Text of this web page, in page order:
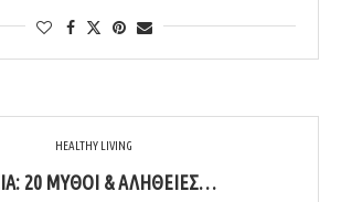
HEALTHY LIVING
20 ΜΎΘΟΙ & ΑΛΉΘΕΙΕΣ…